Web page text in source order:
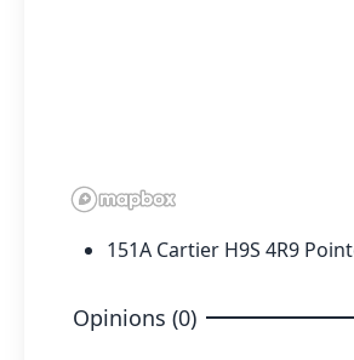
151A Cartier H9S 4R9
Opinions (0)